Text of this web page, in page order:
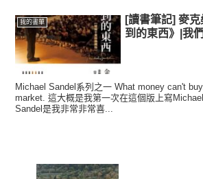
我的書單
[讀書筆記] 麥
到的東西》|我
Michael Sandel系列之一 What money can't
market. 這大概是我第一次在這個版上寫
Sandel是我非常非常喜...